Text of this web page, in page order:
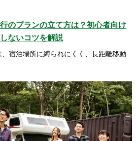
のプランの立て方は？初心者向け
ないコツを解説
宿泊場所に縛られにくく、長距離移動